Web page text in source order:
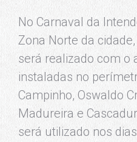
No Carnaval da
Zona Norte da
será realizado com o
instaladas no
Campinho, Oswaldo
Madureira e
será utilizado nos